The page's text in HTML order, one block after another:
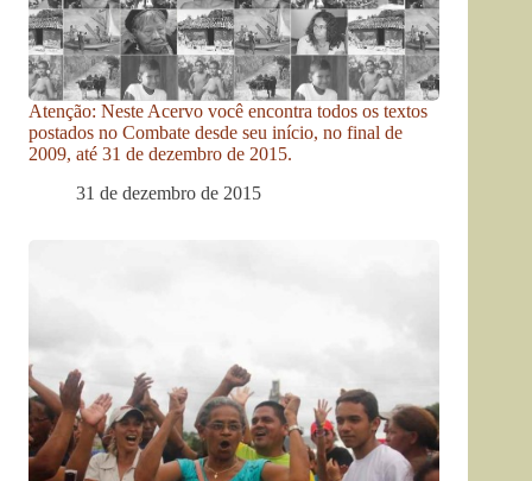
Atenção: Neste Acervo você encontra todos os textos
postados no Combate desde seu início, no final de
2009, até 31 de dezembro de 2015.
31 de dezembro de 2015